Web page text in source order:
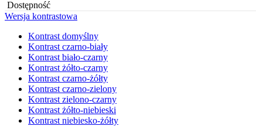
Dostępność
Wersja kontrastowa
Kontrast domyślny
Kontrast czarno-biały
Kontrast biało-czarny
Kontrast żółto-czarny
Kontrast czarno-żółty
Kontrast czarno-zielony
Kontrast zielono-czarny
Kontrast żółto-niebieski
Kontrast niebiesko-żółty